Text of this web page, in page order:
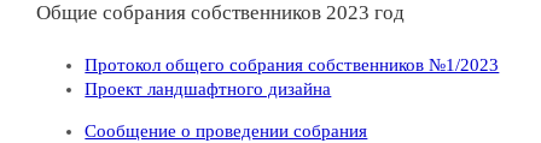
Общие собрания собственников 2023 год
Протокол общего собрания собственников №1/2023
Проект ландшафтного дизайна
Сообщение о проведении собрания